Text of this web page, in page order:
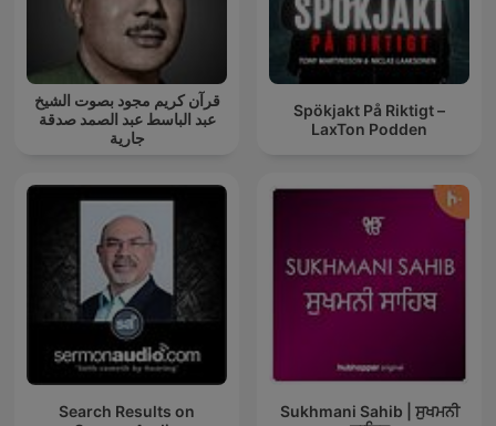
قرآن كريم مجود بصوت الشيخ
عبد الباسط عبد الصمد صدقة
جارية
Spökjakt På Riktigt –
LaxTon Podden
Search Results on
Sukhmani Sahib | ਸੁਖਮਨੀ